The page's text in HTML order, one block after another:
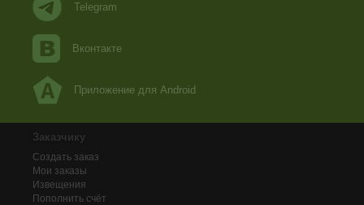
Telegram
Вконтакте
Приложение для Android
Заказчику
Создать заказ
Мои заказы
Извещения
Пополнить счёт